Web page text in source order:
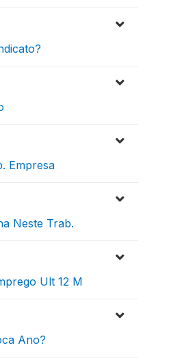
Empresa
Neste Trab.
Ult 12 M
Ano?